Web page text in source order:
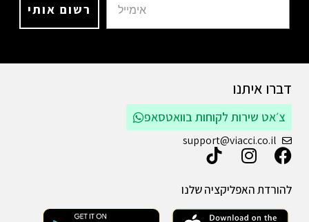
דברו איתנו
צ׳אט שירות לקוחות בוואטסאפ
support@viacci.co.il
להורדת האפליקציה שלנו
רשום אותי